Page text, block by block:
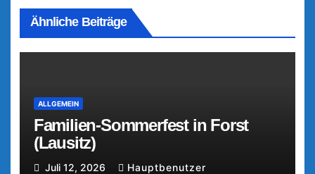
Ähnliche Beiträge
ALLGEMEIN
Familien-Sommerfest in Forst
(Lausitz)
Juli 12, 2026 Hauptbenutzer